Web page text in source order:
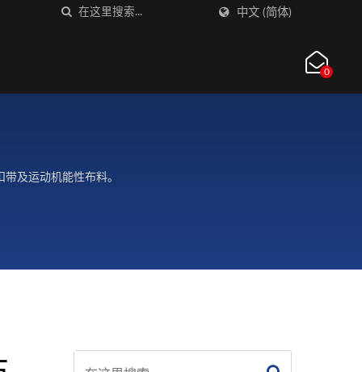
中文 (简体)
0
及运动机能性布料。